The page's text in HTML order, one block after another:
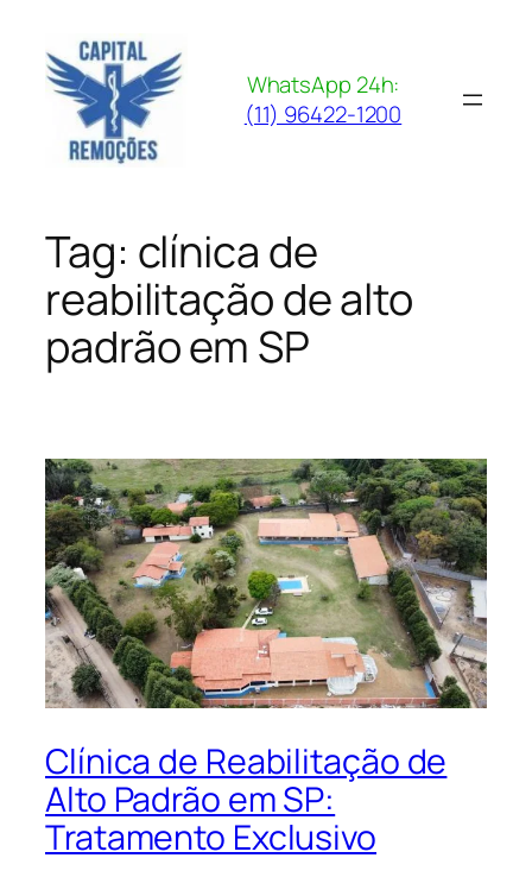
para
conteúdo
WhatsApp 24h:
(11) 96422-1200
Tag: clínica de
reabilitação de alto
padrão em SP
Clínica de Reabilitação de
Alto Padrão em SP:
Tratamento Exclusivo